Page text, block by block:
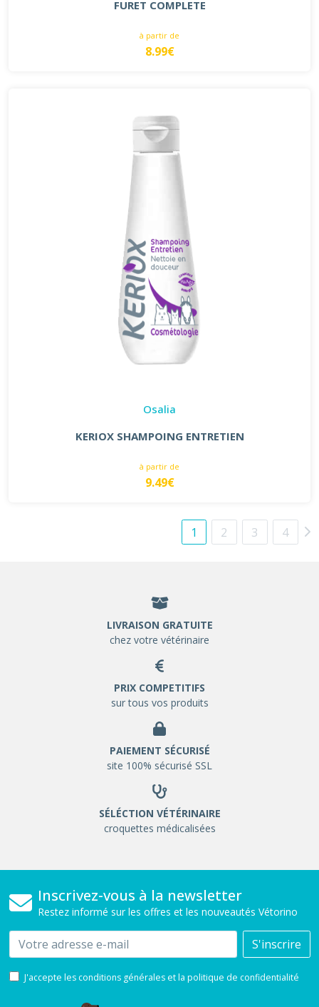
FURET COMPLETE
à partir de
8.99€
Osalia
KERIOX SHAMPOING ENTRETIEN
à partir de
9.49€
1 2 3 4
LIVRAISON GRATUITE
chez votre vétérinaire
PRIX COMPETITIFS
sur tous vos produits
PAIEMENT SÉCURISÉ
site 100% sécurisé SSL
SÉLÉCTION VÉTÉRINAIRE
croquettes médicalisées
Inscrivez-vous à la newsletter
Restez informé sur les offres et les nouveautés Vétorino
Email S'inscrire
J'accepte les conditions générales et la politique de confidentialité